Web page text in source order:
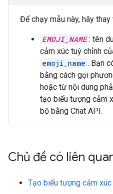
Để chạy mẫu này, hãy
EMOJI_NAME : tên
cảm xúc tuỳ chỉnh
emoji_name . Bạn
bằng cách gọi
hoặc từ nội dung
tạo biểu tượng cảm
bộ bằng Chat API.
Chủ đề có liên
Tạo biểu tượng cảm